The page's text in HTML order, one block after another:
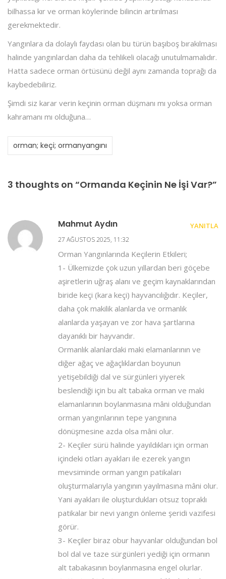
bilhassa kır ve orman köylerinde bilincin artırılması
gerekmektedir.
Yangınlara da dolaylı faydası olan bu türün başıboş bırakılması
halinde yangınlardan daha da tehlikeli olacağı unutulmamalıdır.
Hatta sadece orman örtüsünü değil aynı zamanda toprağı da
kaybedebiliriz.
Şimdi siz karar verin keçinin orman düşmanı mı yoksa orman
kahramanı mı olduğuna…
orman; keçi; ormanyangını
3 thoughts on “Ormanda Keçinin Ne İşi Var?”
Mahmut Aydın
27 AĞUSTOS 2025, 11:32
Orman Yangınlarında Keçilerin Etkileri;
1- Ülkemizde çok uzun yıllardan beri göçebe
aşiretlerin uğraş alanı ve geçim kaynaklarından
biride keçi (kara keçi) hayvancılığıdır. Keçiler,
daha çok makilik alanlarda ve ormanlık
alanlarda yaşayan ve zor hava şartlarına
dayanıklı bir hayvandır.
Ormanlık alanlardaki maki elamanlarının ve
diğer ağaç ve ağaçlıklardan boyunun
yetişebildiği dal ve sürgünleri yiyerek
beslendiği için bu alt tabaka orman ve maki
elamanlarının boylanmasına mâni olduğundan
orman yangınlarının tepe yangınına
dönüşmesine azda olsa mâni olur.
2- Keçiler sürü halinde yayıldıkları için orman
içindeki otları ayakları ile ezerek yangın
mevsiminde orman yangın patikaları
oluşturmalarıyla yangının yayılmasına mâni olur.
Yani ayakları ile oluşturdukları otsuz topraklı
patikalar bir nevi yangın önleme şeridi vazifesi
görür.
3- Keçiler biraz obur hayvanlar olduğundan bol
bol dal ve taze sürgünleri yediği için ormanın
alt tabakasının boylanmasına engel olurlar.
YANITLA